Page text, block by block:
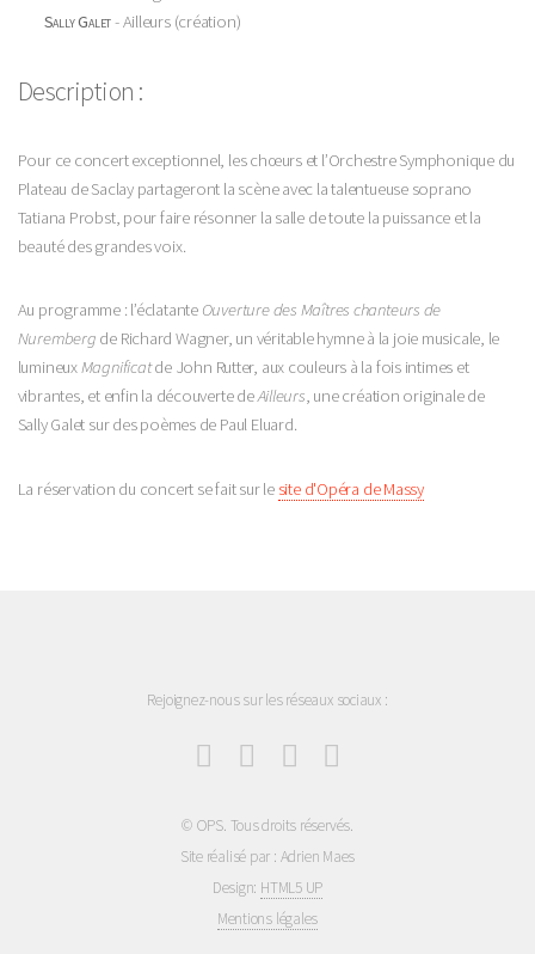
Sally Galet- Ailleurs (création)
Description :
Pour ce concert exceptionnel, les chœurs et l’Orchestre Symphonique du
Plateau de Saclay partageront la scène avec la talentueuse soprano
Tatiana Probst, pour faire résonner la salle de toute la puissance et la
beauté des grandes voix.
Au programme : l’éclatante Ouverture des Maîtres chanteurs de
Nuremberg de Richard Wagner, un véritable hymne à la joie musicale, le
lumineuxMagnificatde John Rutter, aux couleurs à la fois intimes et
vibrantes, et enfin la découverte deAilleurs, une création originale de
Sally Galet sur des poèmes de Paul Eluard.
La réservation du concert se fait sur le site d'Opéra de Massy
Rejoignez-nous sur les réseaux sociaux :
© OPS. Tous droits réservés.
Site réalisé par : Adrien Maes
Design: HTML5 UP
Mentions légales